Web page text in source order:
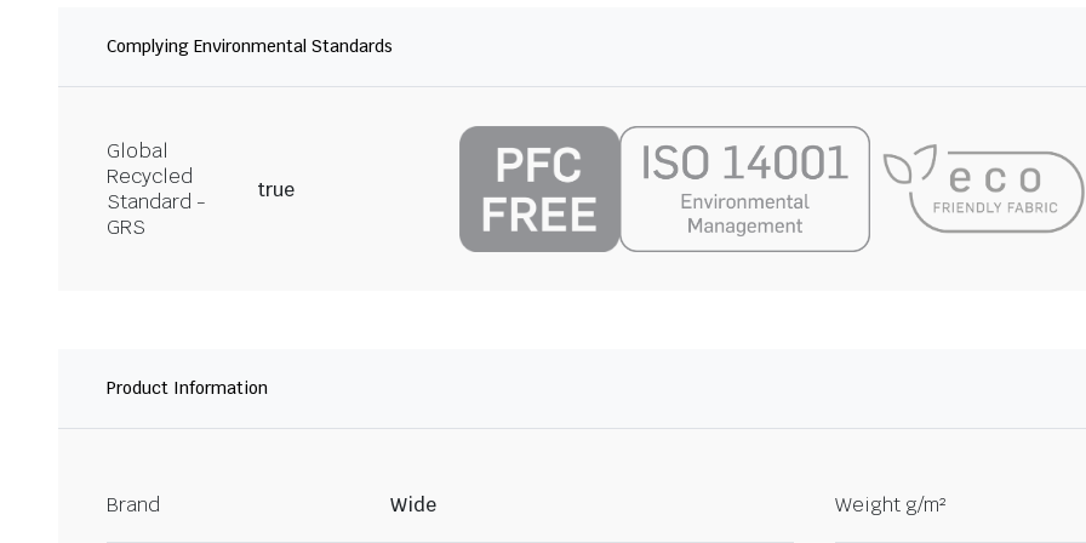
Complying Environmental Standards
Global
Recycled
Standard -
GRS
true
Product Information
Brand Wide Weight g/m²